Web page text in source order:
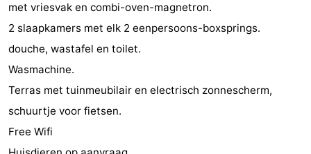
-
Fietsen
-
met vriesvak en combi-oven-magnetron.
2 slaapkamers met elk 2 eenpersoons-boxsprings.
douche, wastafel en toilet.
Wasmachine.
Terras met tuinmeubilair en electrisch zonnescherm,
schuurtje voor fietsen.
Free Wifi